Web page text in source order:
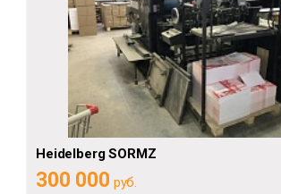
Heidelberg SORMZ
300 000 руб.